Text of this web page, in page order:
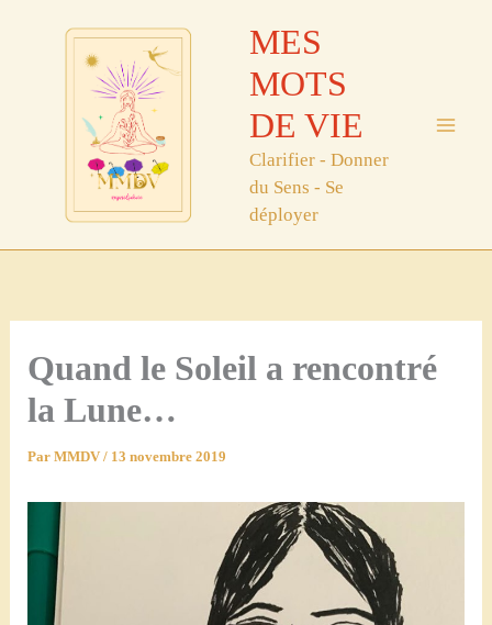
MES
MOTS
DE VIE
Clarifier - Donner
du Sens - Se
déployer
Quand le Soleil a rencontré
la Lune…
Par MMDV / 13 novembre 2019